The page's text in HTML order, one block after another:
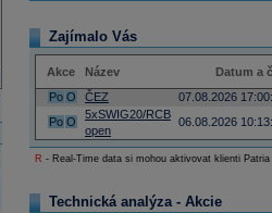
Zajímalo Vás
Akce Název
Datum a
Po O ČEZ
07.08.2026
Po O
5xSWIG20/RCB
open
06.08.2026
R - Real-Time data si mohou aktivovat klienti
Technická analýza - Akcie